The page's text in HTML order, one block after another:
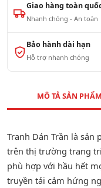
Giao hàng toàn
Nhanh chóng - An toàn
Bảo hành dài hạn
Hỗ trợ nhanh chóng
MÔ TẢ SẢN PHẨM
Tranh Dán Trần là sản
trên thị trường trang
phù hợp với hầu hết
truyền tải cảm hứng